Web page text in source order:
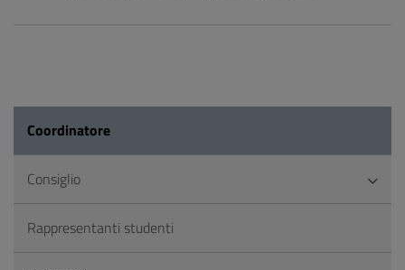
Coordinatore
Consiglio
Rappresentanti studenti